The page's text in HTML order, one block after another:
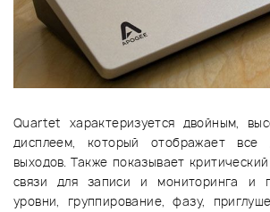
Quartet характеризуется двойным,
дисплеем, который отображает
выходов. Также показывает
связи для записи и мониторинга и
уровни, группирование, фазу,